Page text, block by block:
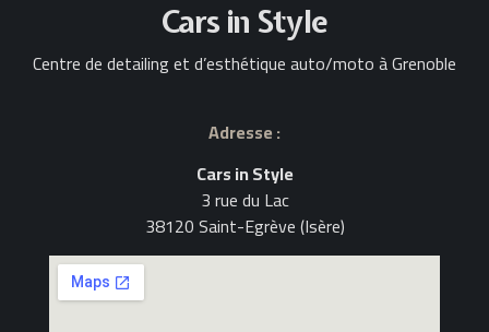
Cars in Style
Centre de detailing et d’esthétique auto/moto à Grenoble
Adresse :
Cars in Style
3 rue du Lac
38120 Saint-Egrève (Isère)